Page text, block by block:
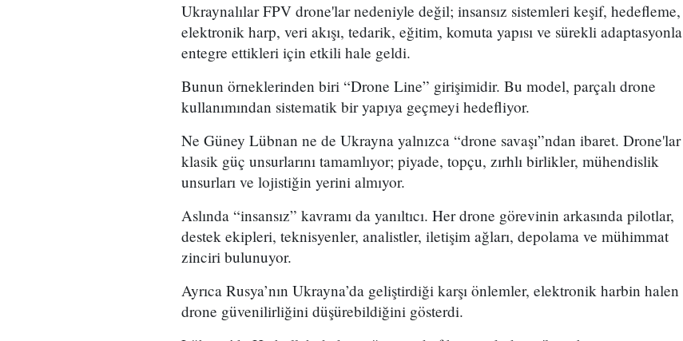
Ukraynalılar FPV drone'lar nedeniyle değil; insansız sistemleri keşif, hedefleme,
elektronik harp, veri akışı, tedarik, eğitim, komuta yapısı ve sürekli adaptasyonla
entegre ettikleri için etkili hale geldi.
Bunun örneklerinden biri “Drone Line” girişimidir. Bu model, parçalı drone
kullanımından sistematik bir yapıya geçmeyi hedefliyor.
Ne Güney Lübnan ne de Ukrayna yalnızca “drone savaşı”ndan ibaret. Drone'lar
klasik güç unsurlarını tamamlıyor; piyade, topçu, zırhlı birlikler, mühendislik
unsurları ve lojistiğin yerini almıyor.
Aslında “insansız” kavramı da yanıltıcı. Her drone görevinin arkasında pilotlar,
destek ekipleri, teknisyenler, analistler, iletişim ağları, depolama ve mühimmat
zinciri bulunuyor.
Ayrıca Rusya’nın Ukrayna’da geliştirdiği karşı önlemler, elektronik harbin halen
drone güvenilirliğini düşürebildiğini gösterdi.